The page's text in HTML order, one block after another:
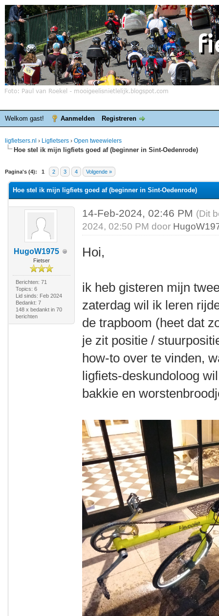
Welkom gast! Aanmelden Registreren
ligfietsers.nl › Ligfietsers › Open tweewielers
Hoe stel ik mijn ligfiets goed af (beginner in Sint-Oedenrode)
Pagina's (4): 1 2 3 4 Volgende »
waardering is 0
Hoe stel ik mijn ligfiets goed af (beginner in Sint-Oedenrode)
HugoW1975
Fietser
Berichten: 71
Topics: 6
Lid sinds: Feb 2024
Bedankt: 7
148 x bedankt in 70
berichten
14-Feb-2024, 02:46 PM (Dit
2024, 02:50 PM door
Hoi,
ik heb gisteren mijn
zaterdag wil ik leren
de trapboom (heet dat
je zit positie /
how-to over te vinden,
ligfiets-deskundoloog
bakkie en